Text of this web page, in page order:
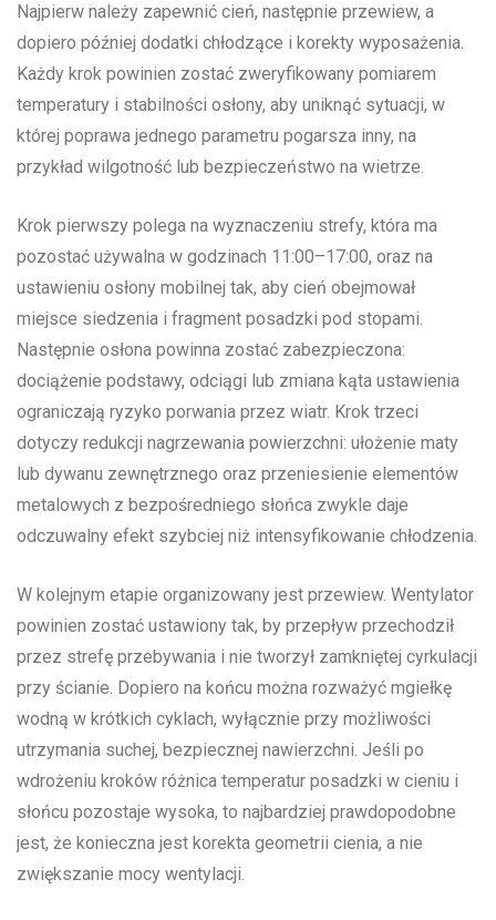
Najpierw należy zapewnić cień, następnie przewiew, a
dopiero później dodatki chłodzące i korekty wyposażenia.
Każdy krok powinien zostać zweryfikowany pomiarem
temperatury i stabilności osłony, aby uniknąć sytuacji, w
której poprawa jednego parametru pogarsza inny, na
przykład wilgotność lub bezpieczeństwo na wietrze.
Krok pierwszy polega na wyznaczeniu strefy, która ma
pozostać używalna w godzinach 11:00–17:00, oraz na
ustawieniu osłony mobilnej tak, aby cień obejmował
miejsce siedzenia i fragment posadzki pod stopami.
Następnie osłona powinna zostać zabezpieczona:
dociążenie podstawy, odciągi lub zmiana kąta ustawienia
ograniczają ryzyko porwania przez wiatr. Krok trzeci
dotyczy redukcji nagrzewania powierzchni: ułożenie maty
lub dywanu zewnętrznego oraz przeniesienie elementów
metalowych z bezpośredniego słońca zwykle daje
odczuwalny efekt szybciej niż intensyfikowanie chłodzenia.
W kolejnym etapie organizowany jest przewiew. Wentylator
powinien zostać ustawiony tak, by przepływ przechodził
przez strefę przebywania i nie tworzył zamkniętej cyrkulacji
przy ścianie. Dopiero na końcu można rozważyć mgiełkę
wodną w krótkich cyklach, wyłącznie przy możliwości
utrzymania suchej, bezpiecznej nawierzchni. Jeśli po
wdrożeniu kroków różnica temperatur posadzki w cieniu i
słońcu pozostaje wysoka, to najbardziej prawdopodobne
jest, że konieczna jest korekta geometrii cienia, a nie
zwiększanie mocy wentylacji.